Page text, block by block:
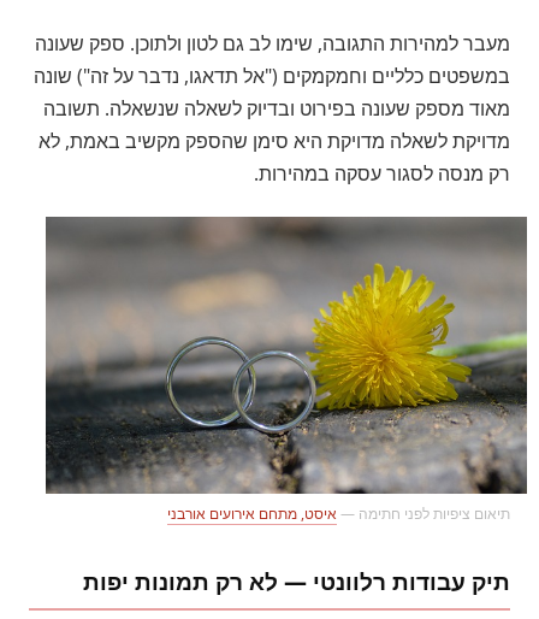
מעבר למהירות התגובה, שימו לב גם לטון ולתוכן. ספק שעונה
במשפטים כלליים וחמקמקים ("אל תדאגו, נדבר על זה") שונה
מאוד מספק שעונה בפירוט ובדיוק לשאלה שנשאלה. תשובה
מדויקת לשאלה מדויקת היא סימן שהספק מקשיב באמת, לא
רק מנסה לסגור עסקה במהירות.
תיאום ציפיות לפני חתימה — איסט, מתחם אירועים אורבני
תיק עבודות רלוונטי — לא רק תמונות יפות